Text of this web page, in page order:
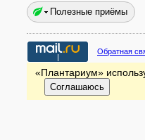
Полезные приёмы
Обратная
«Плантариум»
Соглашаюсь